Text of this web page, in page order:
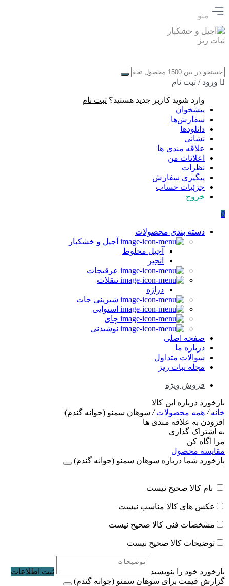
منو
ورود / ثبت نام
وارد شوید کاربر جدید هستید؟ ثبت نام
پیشخوان
سفارش‌ها
دانلودها
نشانی
علاقه مندی ها
اعلانات من
نظرات
پیگیری سفارش
جزئیات حساب
خروج
0
دسته بندی محصولات
آجیل و خشکبار
آجیل مخلوط
انجیر
عرقیجات
تنقلات
دراژه
شیرینی جات
استوایی
چای
نوشیدنی
صفحه اصلی
درباره ما
سوالات متداول
مجله نبات ریز
فروش ویژه
بازخورد درباره این کالا
خانه/ همه محصولات/ سوهان سمنو (جوانه گندم)
افزودن به علاقه مندی ها
به اشتراک گذاری
مرا اگاه کن
مقایسه محصول
بازخورد شما درباره سوهان سمنو (جوانه گندم)
نام کالا صحیح نیست
عکس های کالا مناسب نیست
مشخصات فنی کالا صحیح نیست
توضیحات کالا صحیح نیست
بازخورد خود را بنویسید
ثبت اطلاعات
گزارش قیمت برای سوهان سمنو (جوانه گندم)